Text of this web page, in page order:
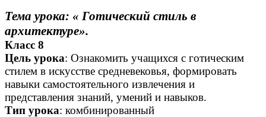
Тема урока: « Готический стиль в
архитектуре».
Класс 8
Цель урока: Ознакомить учащихся с готическим
стилем в искусстве средневековья, формировать
навыки самостоятельного извлечения и
представления знаний, умений и навыков.
Тип урока: комбинированный